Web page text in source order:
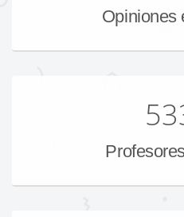
Opiniones